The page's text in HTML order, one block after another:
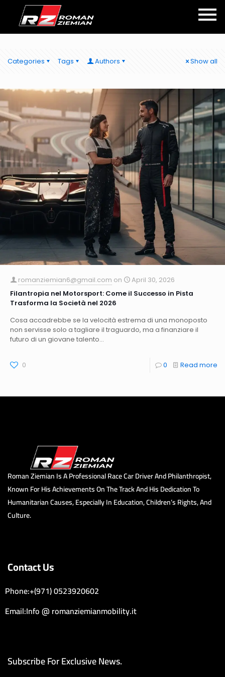
Categories Tags Authors Show all
romanziemian6@gmail.com on
April 30, 2026
Filantropia nel Motorsport: Come il Successo in Pista
Trasforma la Società nel 2026
Cosa accadrebbe se la velocità estrema di una monoposto
non servisse solo a tagliare il traguardo, ma a finanziare il
futuro di un giovane talento...
0 0 Read more
Roman Ziemian Is A Professional Race Car Driver And Philanthropist,
Known For His Achievements On The Track And His Dedication To
Humanitarian Causes, Especially In Education, Children’s Rights, And
Culture.
Contact Us
Phone:+(971) 0523920602
Email:Info @ romanziemianmobility.it
Subscribe For Exclusive News.